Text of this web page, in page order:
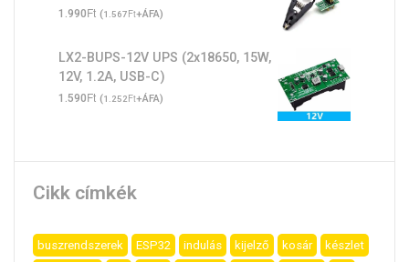
1.990Ft (1.567Ft+ÁFA)
LX2-BUPS-12V UPS (2x18650, 15W,
12V, 1.2A, USB-C)
1.590Ft (1.252Ft+ÁFA)
Cikk címkék
buszrendszerek ESP32 indulás kijelző kosár
készlet